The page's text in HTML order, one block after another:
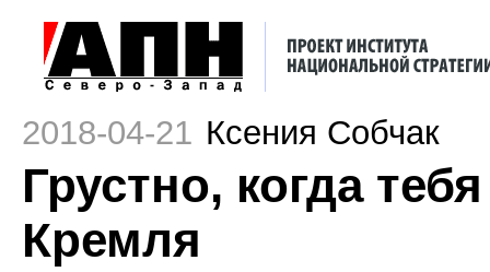
2018-04-21 Ксения Собчак
Грустно, когда
Кремля